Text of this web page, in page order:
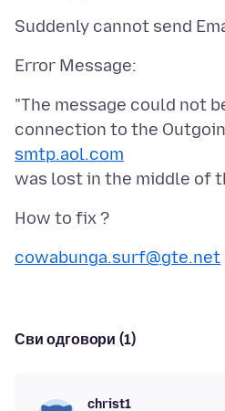
"The message could not
connection to the
smtp.aol.com
cowabunga.surf@gte.net
Сви одговори (1)
christ1